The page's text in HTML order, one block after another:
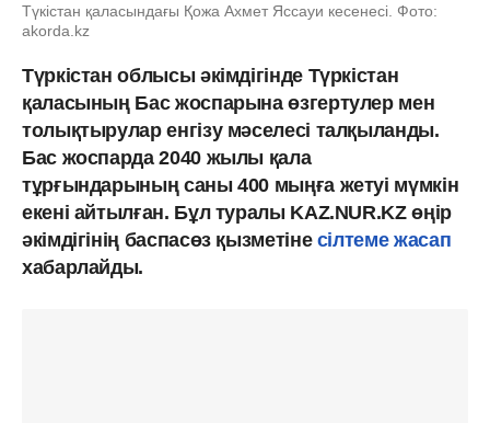
Түкістан қаласындағы Қожа Ахмет Яссауи кесенесі. Фото:
akorda.kz
Түркістан облысы әкімдігінде Түркістан
қаласының Бас жоспарына өзгертулер мен
толықтырулар енгізу мәселесі талқыланды.
Бас жоспарда 2040 жылы қала
тұрғындарының саны 400 мыңға жетуі мүмкін
екені айтылған. Бұл туралы KAZ.NUR.KZ өңір
әкімдігінің баспасөз қызметіне сілтеме жасап
хабарлайды.